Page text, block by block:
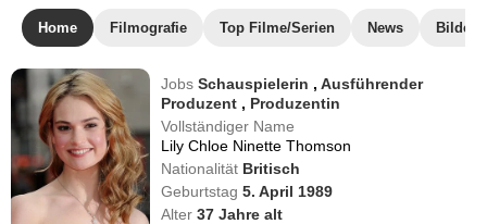
Home Filmografie Top Filme/Serien News Bilder
JobsSchauspielerin ,Ausführender
Produzent , Produzentin
Vollständiger Name
Lily Chloe Ninette Thomson
Nationalität Britisch
Geburtstag5. April 1989
Alter37 Jahre alt